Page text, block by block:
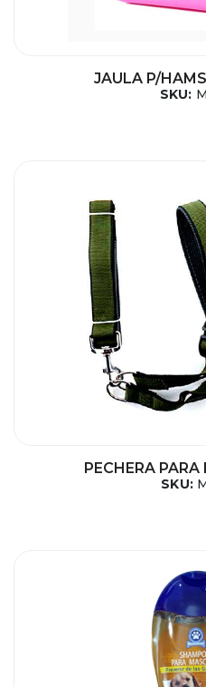
JAULA P/
SKU:
PECHERA
SKU: